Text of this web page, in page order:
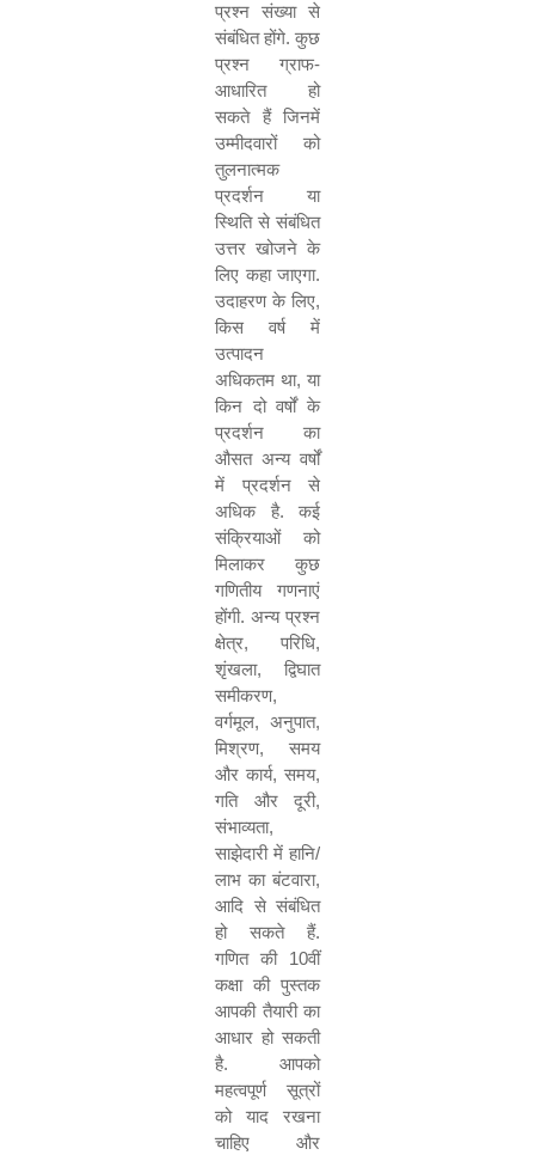
प्रश्न संख्या से
संबंधित होंगे. कुछ
प्रश्न ग्राफ-
आधारित हो
सकते हैं जिनमें
उम्मीदवारों को
तुलनात्मक
प्रदर्शन या
स्थिति से संबंधित
उत्तर खोजने के
लिए कहा जाएगा.
उदाहरण के लिए,
किस वर्ष में
उत्पादन
अधिकतम था, या
किन दो वर्षों के
प्रदर्शन का
औसत अन्य वर्षों
में प्रदर्शन से
अधिक है. कई
संक्रियाओं को
मिलाकर कुछ
गणितीय गणनाएं
होंगी. अन्य प्रश्न
क्षेत्र, परिधि,
शृंखला, द्विघात
समीकरण,
वर्गमूल, अनुपात,
मिश्रण, समय
और कार्य, समय,
गति और दूरी,
संभाव्यता,
साझेदारी में हानि/
लाभ का बंटवारा,
आदि से संबंधित
हो सकते हैं.
गणित की 10वीं
कक्षा की पुस्तक
आपकी तैयारी का
आधार हो सकती
है. आपको
महत्वपूर्ण सूत्रों
को याद रखना
चाहिए और